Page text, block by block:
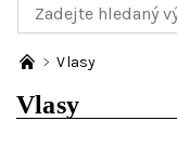
Vlasy
Vlasy